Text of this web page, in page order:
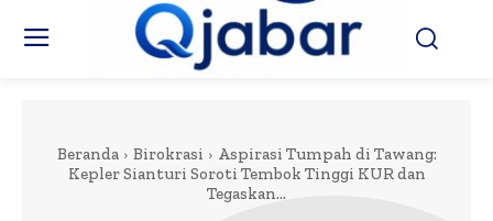
Beranda Birokrasi
Aspirasi Tumpah di Tawang:
Kepler Sianturi Soroti Tembok Tinggi KUR dan
Tegaskan...